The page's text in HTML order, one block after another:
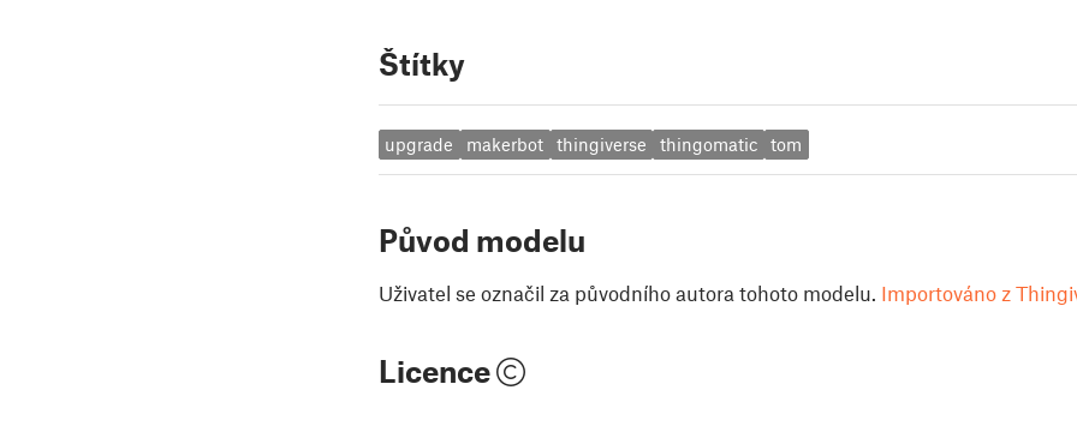
Štítky
upgrade makerbot thingiverse thingomatic tom
Původ modelu
Uživatel se označil za původního autora tohoto modelu. Importováno z
Licence